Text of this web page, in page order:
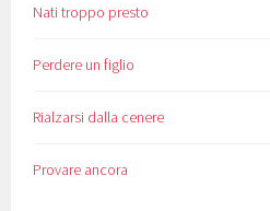
Nati troppo presto
Perdere un figlio
Rialzarsi dalla cenere
Provare ancora